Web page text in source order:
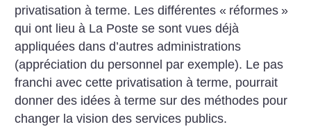
privatisation à terme. Les différentes « réformes »
qui ont lieu à La Poste se sont vues déjà
appliquées dans d’autres administrations
(appréciation du personnel par exemple). Le pas
franchi avec cette privatisation à terme, pourrait
donner des idées à terme sur des méthodes pour
changer la vision des services publics.